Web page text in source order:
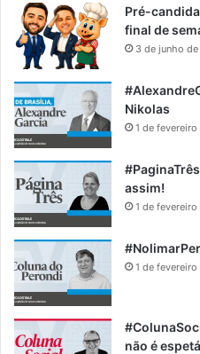
Pré-
final de
3 de junho
Nikolas
1 de
assim!
1 de
1 de
não é